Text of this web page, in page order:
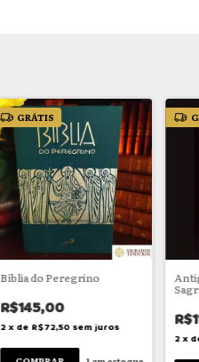
GRÁTIS
Bíblia do Peregrino
R$145,00
2 x de R$72,50 sem juros
2 x